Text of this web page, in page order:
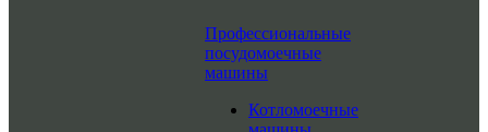
Профессиональные
посудомоечные
машины
Котломоечные